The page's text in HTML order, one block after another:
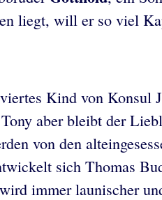
liegt, will er so viel
Kind von Konsul
aber bleibt der
von den
sich Thomas
immer launischer